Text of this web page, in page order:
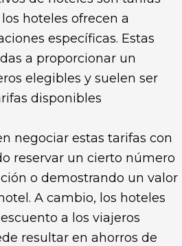
hoteles ofrecen a
específicas. Estas
a proporcionar un
elegibles y suelen ser
disponibles
negociar estas tarifas con
reservar un cierto número
o demostrando un valor
A cambio, los hoteles
a los viajeros
resultar en ahorros de